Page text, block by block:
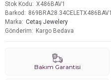
Stok Kodu
X486BAV1
Barkod
869BRA28.34CELETX486BAV1
Marka
Cetaş Jewelery
Gönderim
Kargo Bedava
Bakım Garantisi